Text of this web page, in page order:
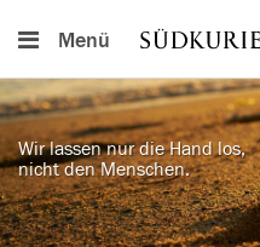
Menü
Wir lassen nur die Hand los,
nicht den Menschen.